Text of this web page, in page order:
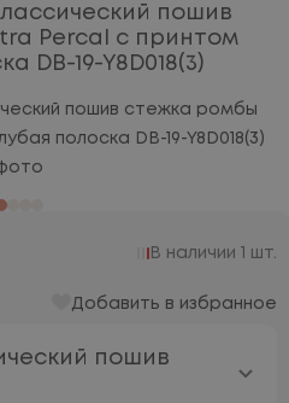
пошив
Percal с принтом
DB-19-Y8D018(3)
В наличии 1 шт.
Добавить в избранное
пошив